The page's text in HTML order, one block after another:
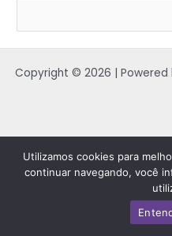
Copyright © 2026 | Powered
Utilizamos cookies para
continuar navegando, você